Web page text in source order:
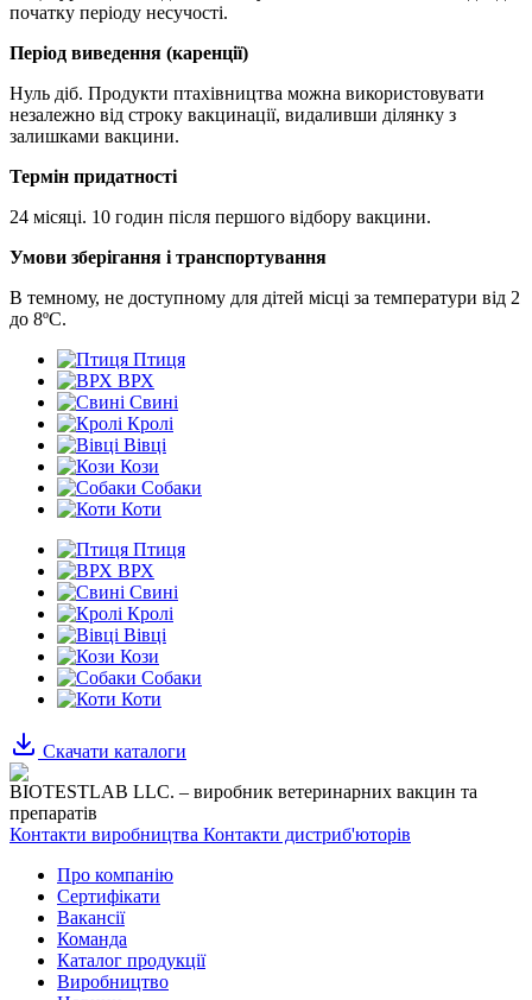
початку періоду несучості.
Період виведення (каренції)
Нуль діб. Продукти птахівництва можна використовувати
незалежно від строку вакцинації, видаливши ділянку з
залишками вакцини.
Термін придатності
24 місяці. 10 годин після першого відбору вакцини.
Умови зберігання і транспортування
В темному, не доступному для дітей місці за температури від 2
до 8ºС.
Птиця
ВРХ
Свині
Кролі
Вівці
Кози
Собаки
Коти
Птиця
ВРХ
Свині
Кролі
Вівці
Кози
Собаки
Коти
Скачати каталоги
BIOTESTLAB LLC. – виробник ветеринарних вакцин та
препаратів
Контакти виробництва Контакти дистриб'юторів
Про компанію
Сертифікати
Вакансії
Команда
Каталог продукції
Виробництво